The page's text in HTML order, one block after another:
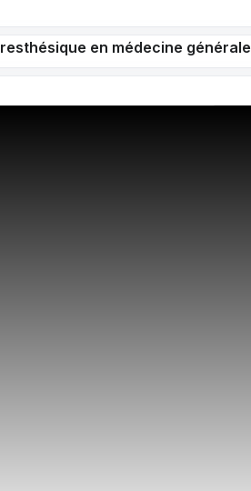
en médecine générale